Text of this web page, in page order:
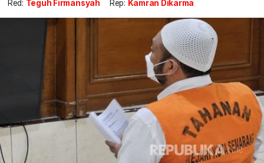
Red: Teguh Firmansyah Rep: Kamran Dikarma